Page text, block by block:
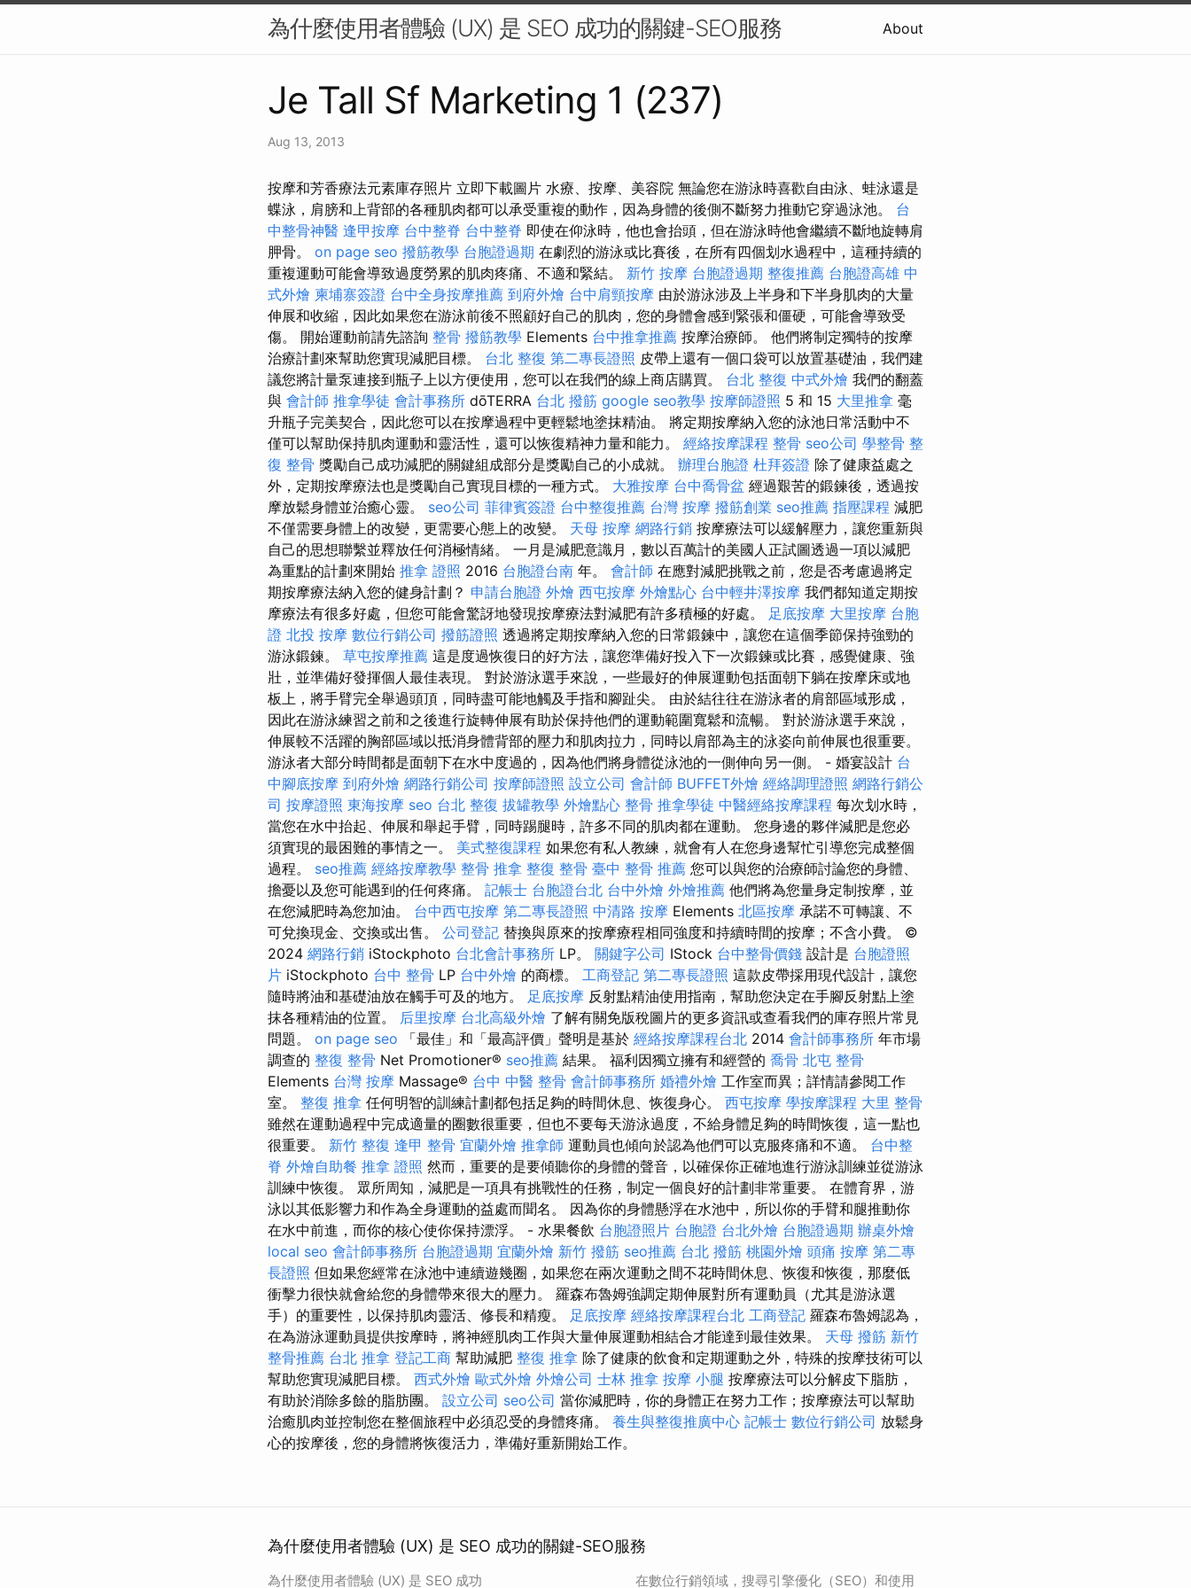
為什麼使用者體驗 (UX) 是 SEO 成功的關鍵-SEO服務 About
Je Tall Sf Marketing 1 (237)
Aug 13, 2013
按摩和芳香療法元素庫存照片 立即下載圖片 水療、按摩、美容院 無論您在游泳時喜歡自由泳、蛙泳還是
蝶泳，肩膀和上背部的各種肌肉都可以承受重複的動作，因為身體的後側不斷努力推動它穿過泳池。 台
中整骨神醫 逢甲按摩 台中整脊 台中整脊 即使在仰泳時，他也會抬頭，但在游泳時他會繼續不斷地旋轉肩
胛骨。 on page seo 撥筋教學 台胞證過期 在劇烈的游泳或比賽後，在所有四個划水過程中，這種持續的
重複運動可能會導致過度勞累的肌肉疼痛、不適和緊結。 新竹 按摩 台胞證過期 整復推薦 台胞證高雄 中
式外燴 柬埔寨簽證 台中全身按摩推薦 到府外燴 台中肩頸按摩 由於游泳涉及上半身和下半身肌肉的大量
伸展和收縮，因此如果您在游泳前後不照顧好自己的肌肉，您的身體會感到緊張和僵硬，可能會導致受
傷。 開始運動前請先諮詢 整骨 撥筋教學 Elements 台中推拿推薦 按摩治療師。 他們將制定獨特的按摩
治療計劃來幫助您實現減肥目標。 台北 整復 第二專長證照 皮帶上還有一個口袋可以放置基礎油，我們建
議您將計量泵連接到瓶子上以方便使用，您可以在我們的線上商店購買。 台北 整復 中式外燴 我們的翻蓋
與 會計師 推拿學徒 會計事務所 dōTERRA 台北 撥筋 google seo教學 按摩師證照 5 和 15 大里推拿 毫
升瓶子完美契合，因此您可以在按摩過程中更輕鬆地塗抹精油。 將定期按摩納入您的泳池日常活動中不
僅可以幫助保持肌肉運動和靈活性，還可以恢復精神力量和能力。 經絡按摩課程 整骨 seo公司 學整骨 整
復 整骨 獎勵自己成功減肥的關鍵組成部分是獎勵自己的小成就。 辦理台胞證 杜拜簽證 除了健康益處之
外，定期按摩療法也是獎勵自己實現目標的一種方式。 大雅按摩 台中喬骨盆 經過艱苦的鍛鍊後，透過按
摩放鬆身體並治癒心靈。 seo公司 菲律賓簽證 台中整復推薦 台灣 按摩 撥筋創業 seo推薦 指壓課程 減肥
不僅需要身體上的改變，更需要心態上的改變。 天母 按摩 網路行銷 按摩療法可以緩解壓力，讓您重新與
自己的思想聯繫並釋放任何消極情緒。 一月是減肥意識月，數以百萬計的美國人正試圖透過一項以減肥
為重點的計劃來開始 推拿 證照 2016 台胞證台南 年。 會計師 在應對減肥挑戰之前，您是否考慮過將定
期按摩療法納入您的健身計劃？ 申請台胞證 外燴 西屯按摩 外燴點心 台中輕井澤按摩 我們都知道定期按
摩療法有很多好處，但您可能會驚訝地發現按摩療法對減肥有許多積極的好處。 足底按摩 大里按摩 台胞
證 北投 按摩 數位行銷公司 撥筋證照 透過將定期按摩納入您的日常鍛鍊中，讓您在這個季節保持強勁的
游泳鍛鍊。 草屯按摩推薦 這是度過恢復日的好方法，讓您準備好投入下一次鍛鍊或比賽，感覺健康、強
壯，並準備好發揮個人最佳表現。 對於游泳選手來說，一些最好的伸展運動包括面朝下躺在按摩床或地
板上，將手臂完全舉過頭頂，同時盡可能地觸及手指和腳趾尖。 由於結往往在游泳者的肩部區域形成，
因此在游泳練習之前和之後進行旋轉伸展有助於保持他們的運動範圍寬鬆和流暢。 對於游泳選手來說，
伸展較不活躍的胸部區域以抵消身體背部的壓力和肌肉拉力，同時以肩部為主的泳姿向前伸展也很重要。
游泳者大部分時間都是面朝下在水中度過的，因為他們將身體從泳池的一側伸向另一側。 - 婚宴設計 台
中腳底按摩 到府外燴 網路行銷公司 按摩師證照 設立公司 會計師 BUFFET外燴 經絡調理證照 網路行銷公
司 按摩證照 東海按摩 seo 台北 整復 拔罐教學 外燴點心 整骨 推拿學徒 中醫經絡按摩課程 每次划水時，
當您在水中抬起、伸展和舉起手臂，同時踢腿時，許多不同的肌肉都在運動。 您身邊的夥伴減肥是您必
須實現的最困難的事情之一。 美式整復課程 如果您有私人教練，就會有人在您身邊幫忙引導您完成整個
過程。 seo推薦 經絡按摩教學 整骨 推拿 整復 整骨 臺中 整骨 推薦 您可以與您的治療師討論您的身體、
擔憂以及您可能遇到的任何疼痛。 記帳士 台胞證台北 台中外燴 外燴推薦 他們將為您量身定制按摩，並
在您減肥時為您加油。 台中西屯按摩 第二專長證照 中清路 按摩 Elements 北區按摩 承諾不可轉讓、不
可兌換現金、交換或出售。 公司登記 替換與原來的按摩療程相同強度和持續時間的按摩；不含小費。 ©
2024 網路行銷 iStockphoto 台北會計事務所 LP。 關鍵字公司 IStock 台中整骨價錢 設計是 台胞證照
片 iStockphoto 台中 整骨 LP 台中外燴 的商標。 工商登記 第二專長證照 這款皮帶採用現代設計，讓您
隨時將油和基礎油放在觸手可及的地方。 足底按摩 反射點精油使用指南，幫助您決定在手腳反射點上塗
抹各種精油的位置。 后里按摩 台北高級外燴 了解有關免版稅圖片的更多資訊或查看我們的庫存照片常見
問題。 on page seo 「最佳」和「最高評價」聲明是基於 經絡按摩課程台北 2014 會計師事務所 年市場
調查的 整復 整骨 Net Promotioner® seo推薦 結果。 福利因獨立擁有和經營的 喬骨 北屯 整骨
Elements 台灣 按摩 Massage® 台中 中醫 整骨 會計師事務所 婚禮外燴 工作室而異；詳情請參閱工作
室。 整復 推拿 任何明智的訓練計劃都包括足夠的時間休息、恢復身心。 西屯按摩 學按摩課程 大里 整骨
雖然在運動過程中完成適量的圈數很重要，但也不要每天游泳過度，不給身體足夠的時間恢復，這一點也
很重要。 新竹 整復 逢甲 整骨 宜蘭外燴 推拿師 運動員也傾向於認為他們可以克服疼痛和不適。 台中整
脊 外燴自助餐 推拿 證照 然而，重要的是要傾聽你的身體的聲音，以確保你正確地進行游泳訓練並從游泳
訓練中恢復。 眾所周知，減肥是一項具有挑戰性的任務，制定一個良好的計劃非常重要。 在體育界，游
泳以其低影響力和作為全身運動的益處而聞名。 因為你的身體懸浮在水池中，所以你的手臂和腿推動你
在水中前進，而你的核心使你保持漂浮。 - 水果餐飲 台胞證照片 台胞證 台北外燴 台胞證過期 辦桌外燴
local seo 會計師事務所 台胞證過期 宜蘭外燴 新竹 撥筋 seo推薦 台北 撥筋 桃園外燴 頭痛 按摩 第二專
長證照 但如果您經常在泳池中連續遊幾圈，如果您在兩次運動之間不花時間休息、恢復和恢復，那麼低
衝擊力很快就會給您的身體帶來很大的壓力。 羅森布魯姆強調定期伸展對所有運動員（尤其是游泳選
手）的重要性，以保持肌肉靈活、修長和精瘦。 足底按摩 經絡按摩課程台北 工商登記 羅森布魯姆認為，
在為游泳運動員提供按摩時，將神經肌肉工作與大量伸展運動相結合才能達到最佳效果。 天母 撥筋 新竹
整骨推薦 台北 推拿 登記工商 幫助減肥 整復 推拿 除了健康的飲食和定期運動之外，特殊的按摩技術可以
幫助您實現減肥目標。 西式外燴 歐式外燴 外燴公司 士林 推拿 按摩 小腿 按摩療法可以分解皮下脂肪，
有助於消除多餘的脂肪團。 設立公司 seo公司 當你減肥時，你的身體正在努力工作；按摩療法可以幫助
治癒肌肉並控制您在整個旅程中必須忍受的身體疼痛。 養生與整復推廣中心 記帳士 數位行銷公司 放鬆身
心的按摩後，您的身體將恢復活力，準備好重新開始工作。
為什麼使用者體驗 (UX) 是 SEO 成功的關鍵-SEO服務
為什麼使用者體驗 (UX) 是 SEO 成功 在數位行銷領域，搜尋引擎優化（SEO）和使用